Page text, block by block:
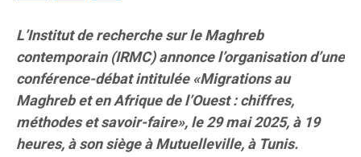
L’Institut de recherche sur le Maghreb
contemporain (IRMC) annonce l’organisation d’une
conférence-débat intitulée «Migrations au
Maghreb et en Afrique de l’Ouest : chiffres,
méthodes et savoir-faire», le 29 mai 2025, à 19
heures, à son siège à Mutuelleville, à Tunis.